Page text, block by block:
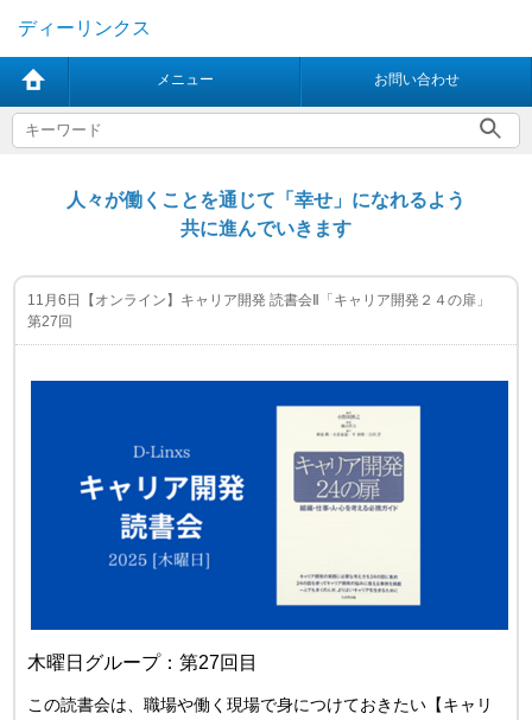
ディーリンクス
メニュー お問い合わせ
人々が働くことを通じて「幸せ」になれるよう
共に進んでいきます
11月6日【オンライン】キャリア開発 読書会Ⅱ「キャリア開発２４の扉」
第27回
木曜日グループ：第27回目
この読書会は、職場や働く現場で身につけておきたい【キャリ